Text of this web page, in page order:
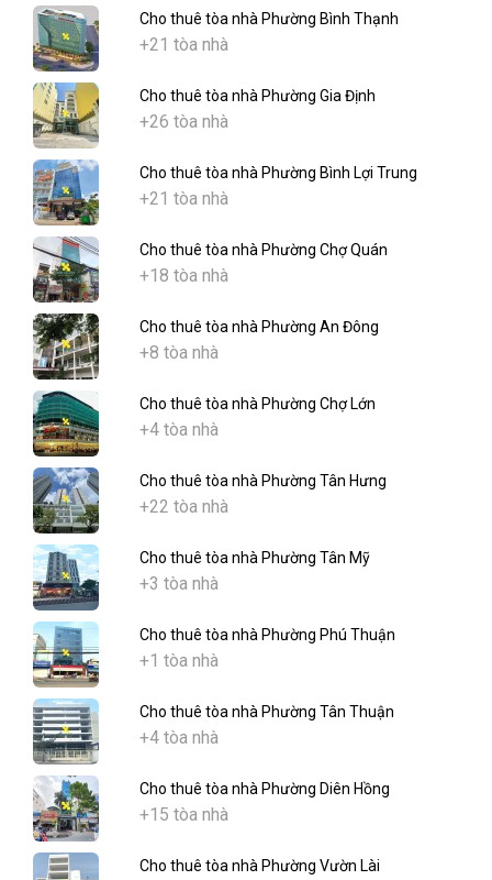
Cho thuê tòa nhà Phường Bình Thạnh
+21 tòa nhà
Cho thuê tòa nhà Phường Gia Định
+26 tòa nhà
Cho thuê tòa nhà Phường Bình Lợi Trung
+21 tòa nhà
Cho thuê tòa nhà Phường Chợ Quán
+18 tòa nhà
Cho thuê tòa nhà Phường An Đông
+8 tòa nhà
Cho thuê tòa nhà Phường Chợ Lớn
+4 tòa nhà
Cho thuê tòa nhà Phường Tân Hưng
+22 tòa nhà
Cho thuê tòa nhà Phường Tân Mỹ
+3 tòa nhà
Cho thuê tòa nhà Phường Phú Thuận
+1 tòa nhà
Cho thuê tòa nhà Phường Tân Thuận
+4 tòa nhà
Cho thuê tòa nhà Phường Diên Hồng
+15 tòa nhà
Cho thuê tòa nhà Phường Vườn Lài